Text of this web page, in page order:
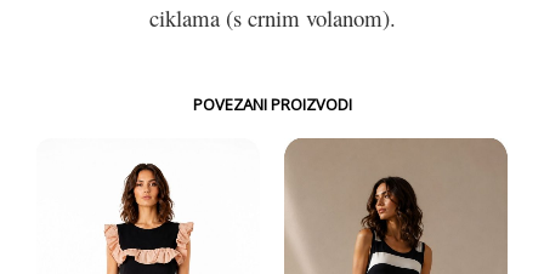
ciklama (s crnim volanom).
POVEZANI PROIZVODI